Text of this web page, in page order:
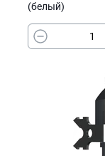
(белый)